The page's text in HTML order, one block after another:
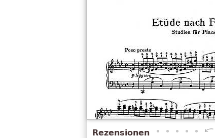
Rezensionen